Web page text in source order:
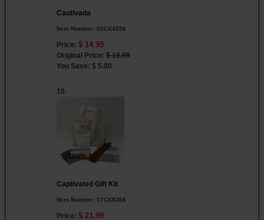
Cautivada
Item Number: 02CX4256
Price: $ 14.99
Original Price:$ 19.99
You Save: $ 5.00
10.
Captivated Gift Kit
Item Number: 17CX8366
Price: $ 21.99